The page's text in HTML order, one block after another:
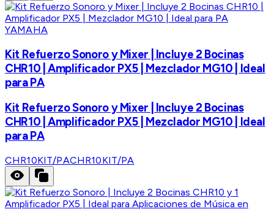
YAMAHA
Kit Refuerzo Sonoro y Mixer | Incluye 2 Bocinas
CHR10 | Amplificador PX5 | Mezclador MG10 | Ideal
para PA
Kit Refuerzo Sonoro y Mixer | Incluye 2 Bocinas
CHR10 | Amplificador PX5 | Mezclador MG10 | Ideal
para PA
CHR10KIT/PACHR10KIT/PA